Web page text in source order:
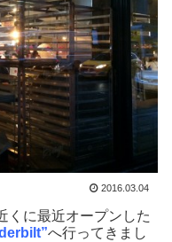
2016.03.04
くに最近オープンした
へ行ってきまし